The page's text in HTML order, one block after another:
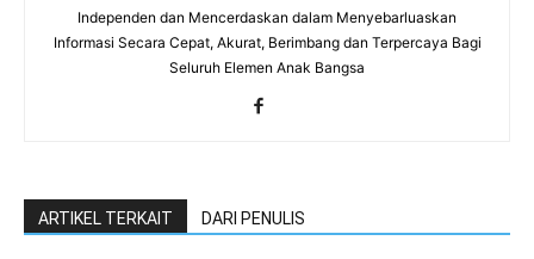
Independen dan Mencerdaskan dalam Menyebarluaskan
Informasi Secara Cepat, Akurat, Berimbang dan Terpercaya Bagi
Seluruh Elemen Anak Bangsa
ARTIKEL TERKAIT DARI PENULIS